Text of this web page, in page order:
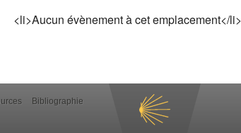
<li>Aucun évènement à cet emplacement</li>
Bibliographie